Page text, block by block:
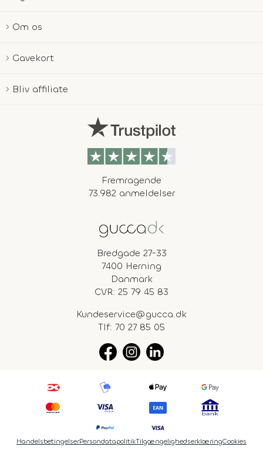
Om os
Gavekort
Bliv affiliate
Fremragende
73.982 anmeldelser
Bredgade 27-33
7400 Herning
Danmark
CVR: 25 79 45 83
Kundeservice@gucca.dk
Tlf: 70 27 85 05
HandelsbetingelserPersondatapolitikTilgængelighedserklæringCookies